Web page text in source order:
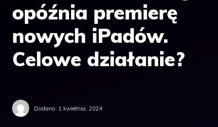
opóźnia premierę
nowych iPadów.
Celowe działanie?
Dodano: 1 kwietnia, 2024